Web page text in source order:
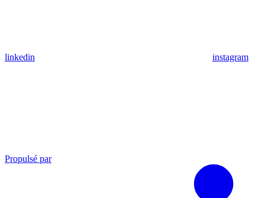
linkedin instagram
Propulsé par